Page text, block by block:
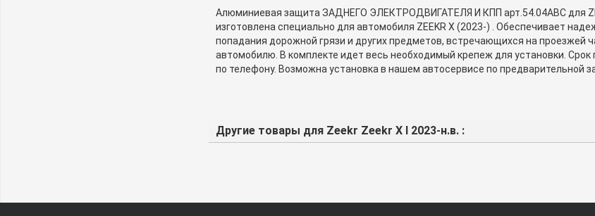
Алюминиевая защита ЗАДНЕГО ЭЛЕКТРОДВИГАТЕЛЯ И КПП арт.54.04ABC для
изготовлена специально для автомобиля ZEEKR Х (2023-) . Обеспечивает
попадания дорожной грязи и других предметов, встречающихся на проезжей
автомобилю. В комплекте идет весь необходимый крепеж для установки.
по телефону. Возможна установка в нашем автосервисе по предварительной
Другие товары для Zeekr Zeekr X I 2023-н.в. :